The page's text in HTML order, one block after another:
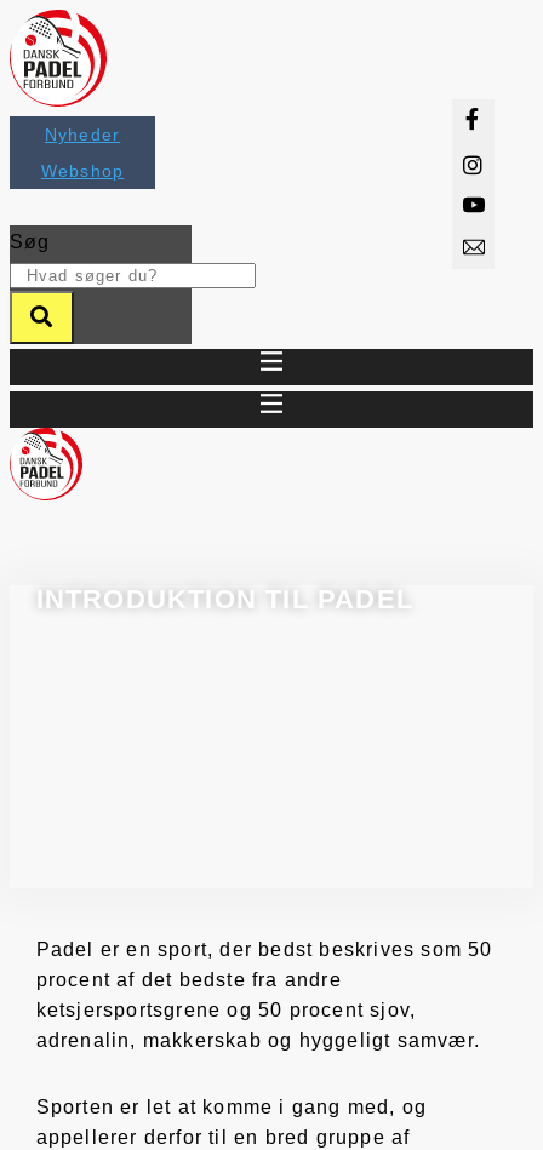
Videre
til
indhold
Nyheder
Webshop
Søg
INTRODUKTION TIL PADEL
Padel er en sport, der bedst beskrives som 50
procent af det bedste fra andre
ketsjersportsgrene og 50 procent sjov,
adrenalin, makkerskab og hyggeligt samvær.
Sporten er let at komme i gang med, og
appellerer derfor til en bred gruppe af